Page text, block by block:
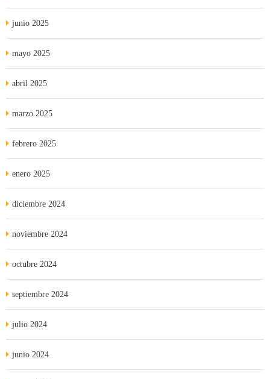
junio 2025
mayo 2025
abril 2025
marzo 2025
febrero 2025
enero 2025
diciembre 2024
noviembre 2024
octubre 2024
septiembre 2024
julio 2024
junio 2024